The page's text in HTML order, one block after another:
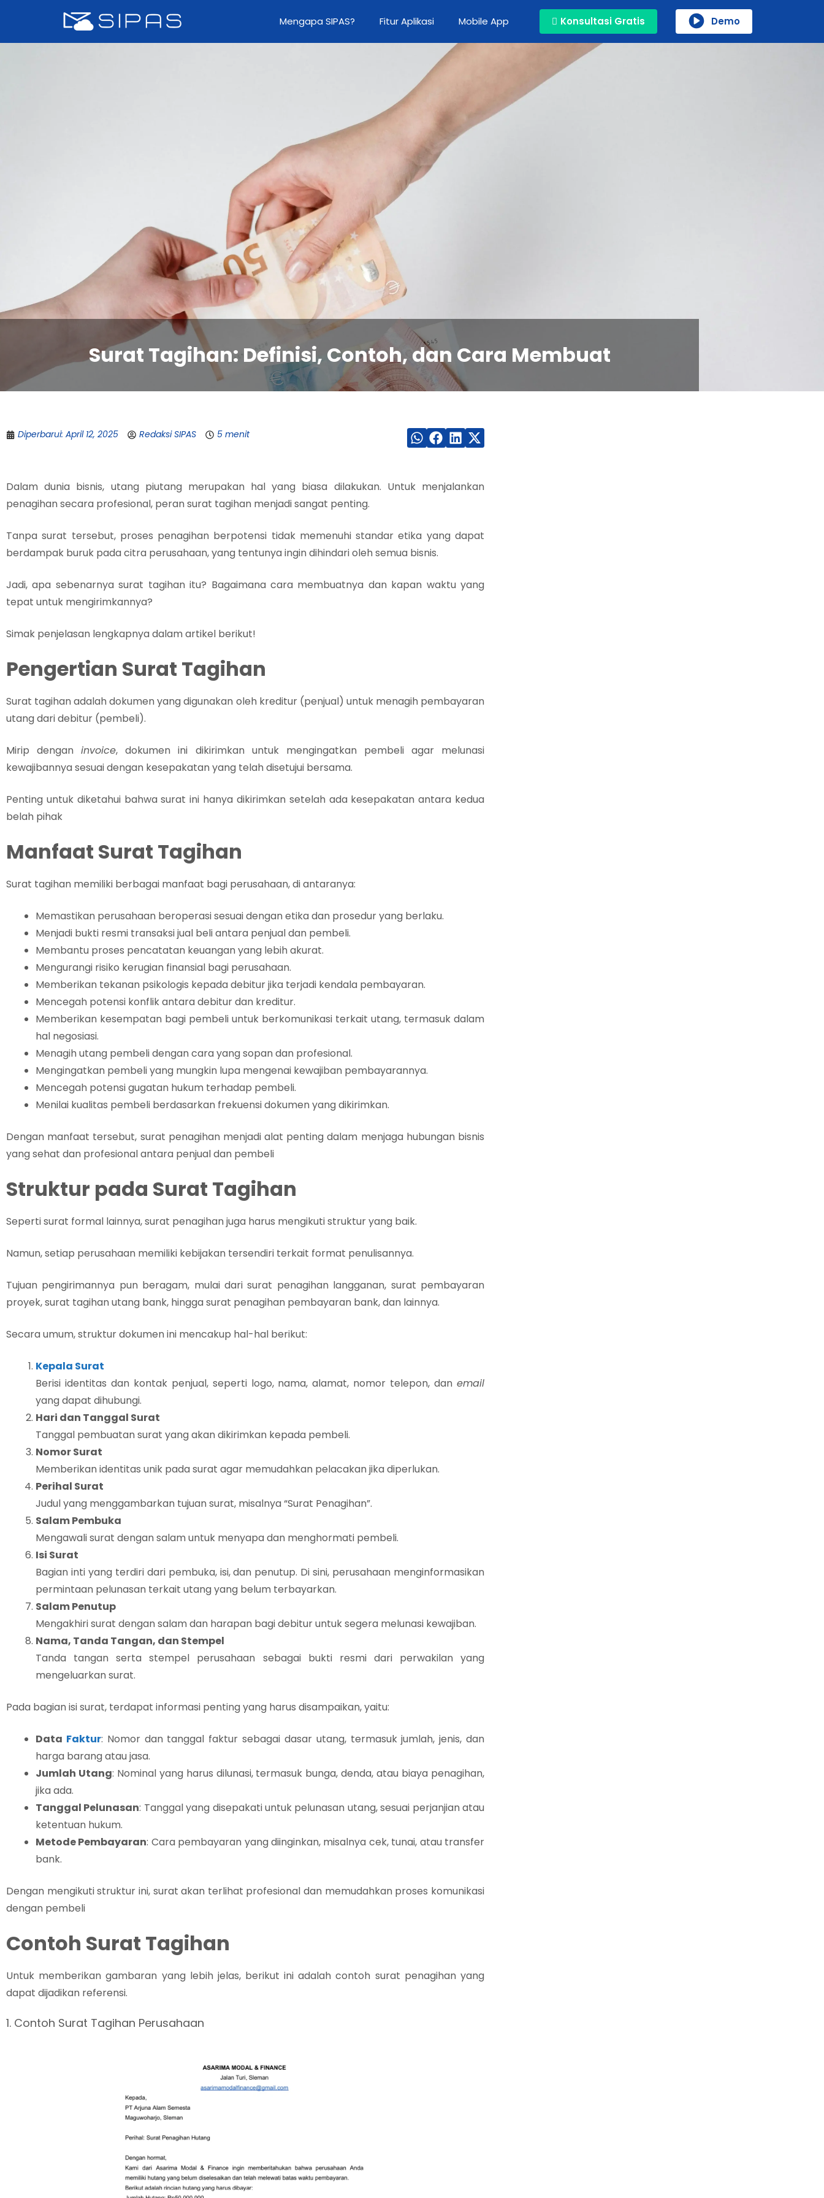
Mengapa SIPAS? Fitur Aplikasi Mobile App Konsultasi Gratis Demo
Surat Tagihan: Definisi, Contoh, dan Cara Membuat
Diperbarui: April 12, 2025 Redaksi SIPAS 5 menit
Dalam dunia bisnis, utang piutang merupakan hal yang biasa dilakukan. Untuk menjalankan
penagihan secara profesional, peran surat tagihan menjadi sangat penting.
Tanpa surat tersebut, proses penagihan berpotensi tidak memenuhi standar etika yang dapat
berdampak buruk pada citra perusahaan, yang tentunya ingin dihindari oleh semua bisnis.
Jadi, apa sebenarnya surat tagihan itu? Bagaimana cara membuatnya dan kapan waktu yang
tepat untuk mengirimkannya?
Simak penjelasan lengkapnya dalam artikel berikut!
Pengertian Surat Tagihan
Surat tagihan adalah dokumen yang digunakan oleh kreditur (penjual) untuk menagih pembayaran
utang dari debitur (pembeli).
Mirip denganinvoice, dokumen ini dikirimkan untuk mengingatkan pembeli agar melunasi
kewajibannya sesuai dengan kesepakatan yang telah disetujui bersama.
Penting untuk diketahui bahwa surat ini hanya dikirimkan setelah ada kesepakatan antara kedua
belah pihak
Manfaat Surat Tagihan
Surat tagihan memiliki berbagai manfaat bagi perusahaan, di antaranya:
Memastikan perusahaan beroperasi sesuai dengan etika dan prosedur yang berlaku.
Menjadi bukti resmi transaksi jual beli antara penjual dan pembeli.
Membantu proses pencatatan keuangan yang lebih akurat.
Mengurangi risiko kerugian finansial bagi perusahaan.
Memberikan tekanan psikologis kepada debitur jika terjadi kendala pembayaran.
Mencegah potensi konflik antara debitur dan kreditur.
Memberikan kesempatan bagi pembeli untuk berkomunikasi terkait utang, termasuk dalam
hal negosiasi.
Menagih utang pembeli dengan cara yang sopan dan profesional.
Mengingatkan pembeli yang mungkin lupa mengenai kewajiban pembayarannya.
Mencegah potensi gugatan hukum terhadap pembeli.
Menilai kualitas pembeli berdasarkan frekuensi dokumen yang dikirimkan.
Dengan manfaat tersebut, surat penagihan menjadi alat penting dalam menjaga hubungan bisnis
yang sehat dan profesional antara penjual dan pembeli
Struktur pada Surat Tagihan
Seperti surat formal lainnya, surat penagihan juga harus mengikuti struktur yang baik.
Namun, setiap perusahaan memiliki kebijakan tersendiri terkait format penulisannya.
Tujuan pengirimannya pun beragam, mulai dari surat penagihan langganan, surat pembayaran
proyek, surat tagihan utang bank, hingga surat penagihan pembayaran bank, dan lainnya.
Secara umum, struktur dokumen ini mencakup hal-hal berikut:
Kepala Surat
Berisi identitas dan kontak penjual, seperti logo, nama, alamat, nomor telepon, dan email
yang dapat dihubungi.
Hari dan Tanggal Surat
Tanggal pembuatan surat yang akan dikirimkan kepada pembeli.
Nomor Surat
Memberikan identitas unik pada surat agar memudahkan pelacakan jika diperlukan.
Perihal Surat
Judul yang menggambarkan tujuan surat, misalnya “Surat Penagihan”.
Salam Pembuka
Mengawali surat dengan salam untuk menyapa dan menghormati pembeli.
Isi Surat
Bagian inti yang terdiri dari pembuka, isi, dan penutup. Di sini, perusahaan menginformasikan
permintaan pelunasan terkait utang yang belum terbayarkan.
Salam Penutup
Mengakhiri surat dengan salam dan harapan bagi debitur untuk segera melunasi kewajiban.
Nama, Tanda Tangan, dan Stempel
Tanda tangan serta stempel perusahaan sebagai bukti resmi dari perwakilan yang
mengeluarkan surat.
Pada bagian isi surat, terdapat informasi penting yang harus disampaikan, yaitu:
Data Faktur: Nomor dan tanggal faktur sebagai dasar utang, termasuk jumlah, jenis, dan
harga barang atau jasa.
Jumlah Utang: Nominal yang harus dilunasi, termasuk bunga, denda, atau biaya penagihan,
jika ada.
Tanggal Pelunasan: Tanggal yang disepakati untuk pelunasan utang, sesuai perjanjian atau
ketentuan hukum.
Metode Pembayaran: Cara pembayaran yang diinginkan, misalnya cek, tunai, atau transfer
bank.
Dengan mengikuti struktur ini, surat akan terlihat profesional dan memudahkan proses komunikasi
dengan pembeli
Contoh Surat Tagihan
Untuk memberikan gambaran yang lebih jelas, berikut ini adalah contoh surat penagihan yang
dapat dijadikan referensi.
1. Contoh Surat Tagihan Perusahaan